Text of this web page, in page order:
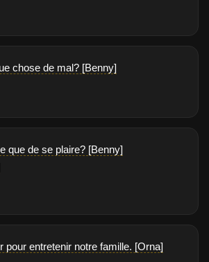
chose de mal? [Benny]
que de se plaire? [Benny]
pour entretenir notre famille. [Orna]